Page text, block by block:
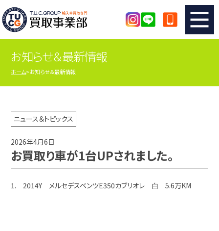
TUCのカンタン査定
査定の注意事項 メーカー別査定フォーム
TUCの買取実績
店舗紹介
お知らせ＆最新情報
ホーム お知らせ＆最新情報
ニュース＆トピックス
2026年4月6日
お買取り車が1台UPされました。
1. 2014Y メルセデスベンツE350カブリオレ 白 5.6万KM